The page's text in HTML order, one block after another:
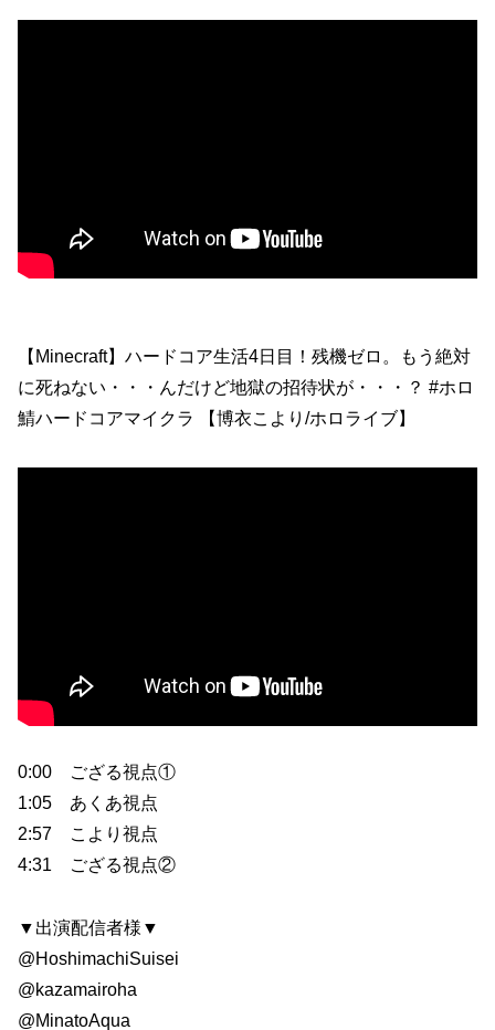
【Minecraft】ハードコア生活4日目！残機ゼロ。もう絶対
に死ねない・・・んだけど地獄の招待状が・・・？ #ホロ
鯖ハードコアマイクラ 【博衣こより/ホロライブ】
0:00 ござる視点①
1:05 あくあ視点
2:57 こより視点
4:31 ござる視点②
▼出演配信者様▼
@HoshimachiSuisei
@kazamairoha
@MinatoAqua